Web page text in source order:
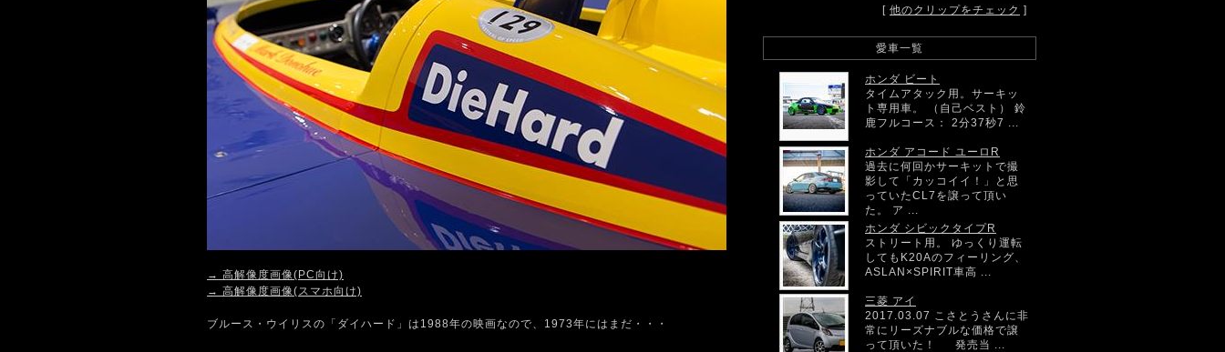
→ 高解像度画像(PC向け)
→ 高解像度画像(スマホ向け)
ブルース・ウイリスの「ダイハード」は1988年の映画なので、1973年にはまだ・・・
[ 他のクリップをチェック ]
愛車一覧
ホンダ ビート
タイムアタック用。サーキッ
ト専用車。 （自己ベスト） 鈴
鹿フルコース： 2分37秒7 ...
ホンダ アコード ユーロR
過去に何回かサーキットで撮
影して「カッコイイ！」と思
っていたCL7を譲って頂い
た。 ア ...
ホンダ シビックタイプR
ストリート用。 ゆっくり運転
してもK20Aのフィーリング、
ASLAN×SPIRIT車高 ...
三菱 アイ
2017.03.07 こさとうさんに非
常にリーズナブルな価格で譲
って頂いた！ 発売当 ...